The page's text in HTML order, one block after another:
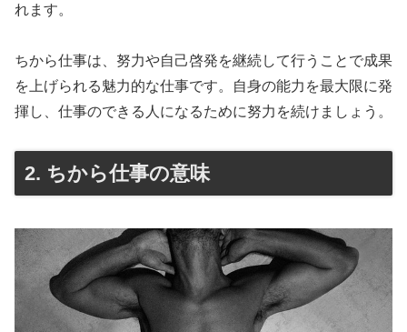
れます。
ちから仕事は、努力や自己啓発を継続して行うことで成果
を上げられる魅力的な仕事です。自身の能力を最大限に発
揮し、仕事のできる人になるために努力を続けましょう。
2. ちから仕事の意味